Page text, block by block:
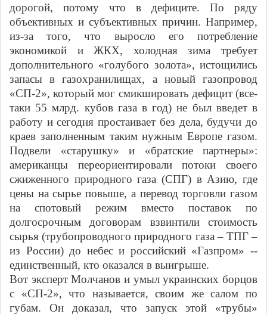
дорогой, потому что в дефиците. По ряду
объективных и субъективных причин. Например,
из-за того, что выросло его потребление
экономикой и ЖКХ, холодная зима требует
дополнительного «голубого золота», истощились
запасы в газохранилищах, а новый газопровод
«СП-2», который мог смикшировать дефицит (все-
таки 55 млрд. кубов газа в год) не был введет в
работу и сегодня простаивает без дела, будучи до
краев заполненным таким нужным Европе газом.
Подвели «старушку» и «братские партнеры»:
американцы переориентировали потоки своего
сжиженного природного газа (СПГ) в Азию, где
цены на сырье повыше, а перевод торговли газом
на спотовый режим вместо поставок по
долгосрочным договорам взвинтили стоимость
сырья (трубопроводного природного газа – ТПГ –
из России) до небес и российский «Газпром» --
единственный, кто оказался в выигрыше.
Вот эксперт Молчанов и умыл украинских борцов
с «СП-2», что называется, своим же салом по
губам. Он доказал, что запуск этой «трубы»